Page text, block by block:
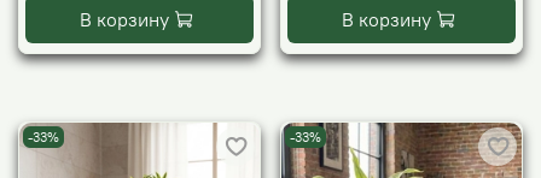
В корзину В корзину
-33% -33%